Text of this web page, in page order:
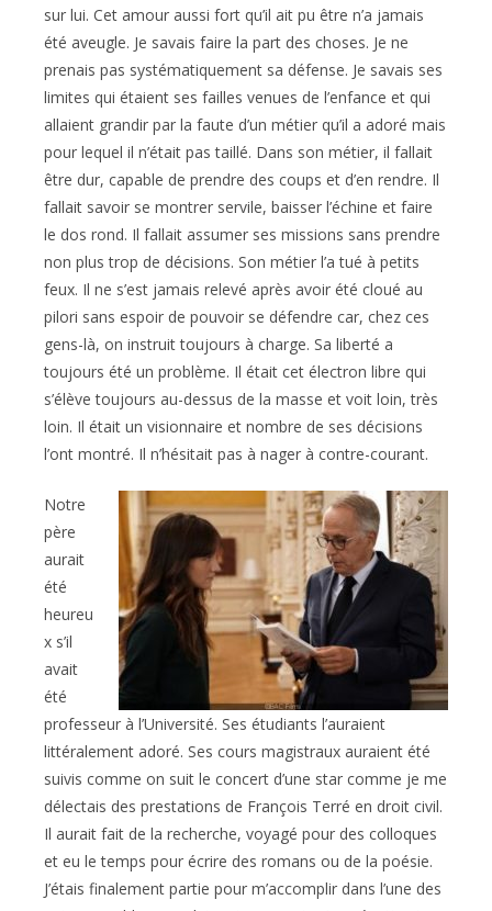
sur lui. Cet amour aussi fort qu’il ait pu être n’a jamais
été aveugle. Je savais faire la part des choses. Je ne
prenais pas systématiquement sa défense. Je savais ses
limites qui étaient ses failles venues de l’enfance et qui
allaient grandir par la faute d’un métier qu’il a adoré mais
pour lequel il n’était pas taillé. Dans son métier, il fallait
être dur, capable de prendre des coups et d’en rendre. Il
fallait savoir se montrer servile, baisser l’échine et faire
le dos rond. Il fallait assumer ses missions sans prendre
non plus trop de décisions. Son métier l’a tué à petits
feux. Il ne s’est jamais relevé après avoir été cloué au
pilori sans espoir de pouvoir se défendre car, chez ces
gens-là, on instruit toujours à charge. Sa liberté a
toujours été un problème. Il était cet électron libre qui
s’élève toujours au-dessus de la masse et voit loin, très
loin. Il était un visionnaire et nombre de ses décisions
l’ont montré. Il n’hésitait pas à nager à contre-courant.
Notre
père
aurait
été
heureu
x s’il
avait
été
professeur à l’Université. Ses étudiants l’auraient
littéralement adoré. Ses cours magistraux auraient été
suivis comme on suit le concert d’une star comme je me
délectais des prestations de François Terré en droit civil.
Il aurait fait de la recherche, voyagé pour des colloques
et eu le temps pour écrire des romans ou de la poésie.
J’étais finalement partie pour m’accomplir dans l’une des